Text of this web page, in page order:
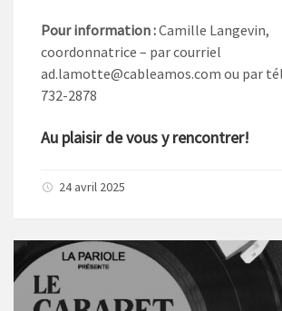
Pour information :Camille Langevin,
coordonnatrice – par courriel
ad.lamotte@cableamos.com ou par
732-2878
Au plaisir de vous y rencontrer!
24 avril 2025